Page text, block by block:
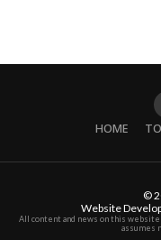
HOME
©
Website
All content and news on this
assumes